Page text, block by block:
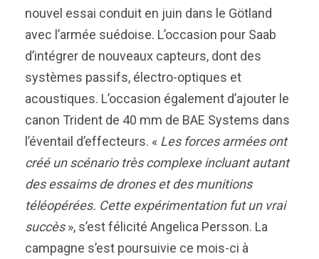
nouvel essai conduit en juin dans le Götland
avec l’armée suédoise. L’occasion pour Saab
d’intégrer de nouveaux capteurs, dont des
systèmes passifs, électro-optiques et
acoustiques. L’occasion également d’ajouter le
canon Trident de 40 mm de BAE Systems dans
l’éventail d’effecteurs. « Les forces armées ont
créé un scénario très complexe incluant autant
des essaims de drones et des munitions
téléopérées. Cette expérimentation fut un vrai
succès», s’est félicité Angelica Persson. La
campagne s’est poursuivie ce mois-ci à